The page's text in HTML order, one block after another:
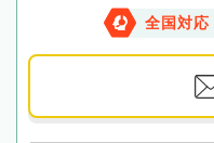
全国対応